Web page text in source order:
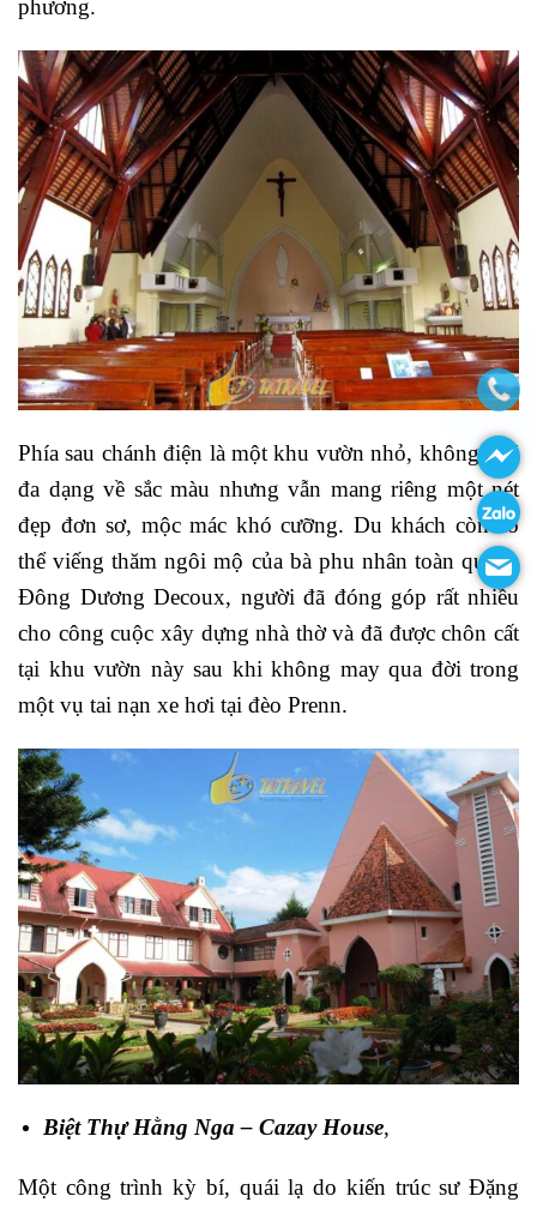
phương.
Phía sau chánh điện là một khu vườn nhỏ, không quá
đa dạng về sắc màu nhưng vẫn mang riêng một nét
đẹp đơn sơ, mộc mác khó cưỡng. Du khách còn có
thể viếng thăm ngôi mộ của bà phu nhân toàn quyền
Đông Dương Decoux, người đã đóng góp rất nhiều
cho công cuộc xây dựng nhà thờ và đã được chôn cất
tại khu vườn này sau khi không may qua đời trong
một vụ tai nạn xe hơi tại đèo Prenn.
Biệt Thự Hằng Nga – Cazay House,
Một công trình kỳ bí, quái lạ do kiến trúc sư Đặng